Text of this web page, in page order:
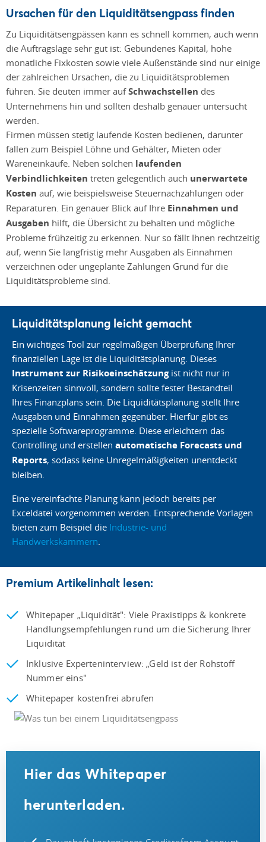
Ursachen für den Liquiditätsengpass finden
Zu Liquiditätsengpässen kann es schnell kommen, auch wenn
die Auftragslage sehr gut ist: Gebundenes Kapital, hohe
monatliche Fixkosten sowie viele Außenstände sind nur einige
der zahlreichen Ursachen, die zu Liquiditätsproblemen
führen. Sie deuten immer aufSchwachstellen des
Unternehmens hin und sollten deshalb genauer untersucht
werden.
Firmen müssen stetig laufende Kosten bedienen, darunter
fallen zum Beispiel Löhne und Gehälter, Mieten oder
Wareneinkäufe. Neben solchen laufenden
Verbindlichkeiten treten gelegentlich auch unerwartete
Kosten auf, wie beispielsweise Steuernachzahlungen oder
Reparaturen. Ein genauer Blick auf Ihre Einnahmen und
Ausgaben hilft, die Übersicht zu behalten und mögliche
Probleme frühzeitig zu erkennen. Nur so fällt Ihnen rechtzeitig
auf, wenn Sie langfristig mehr Ausgaben als Einnahmen
verzeichnen oder ungeplante Zahlungen Grund für die
Liquiditätsprobleme sind.
Liquiditätsplanung leicht gemacht
Ein wichtiges Tool zur regelmäßigen Überprüfung Ihrer
finanziellen Lage ist die Liquiditätsplanung. Dieses
Instrument zur Risikoeinschätzungist nicht nur in
Krisenzeiten sinnvoll, sondern sollte fester Bestandteil
Ihres Finanzplans sein. Die Liquiditätsplanung stellt Ihre
Ausgaben und Einnahmen gegenüber. Hierfür gibt es
spezielle Softwareprogramme. Diese erleichtern das
Controlling und erstellen automatische Forecasts und
Reports, sodass keine Unregelmäßigkeiten unentdeckt
bleiben.
Eine vereinfachte Planung kann jedoch bereits per
Exceldatei vorgenommen werden. Entsprechende Vorlagen
bieten zum Beispiel die Industrie- und
Handwerkskammern.
Premium Artikelinhalt lesen:
Whitepaper „Liquidität": Viele Praxistipps & konkrete
Handlungsempfehlungen rund um die Sicherung Ihrer
Liquidität
Inklusive Experteninterview: „Geld ist der Rohstoff
Nummer eins"
Whitepaper kostenfrei abrufen
Hier das Whitepaper
herunterladen.